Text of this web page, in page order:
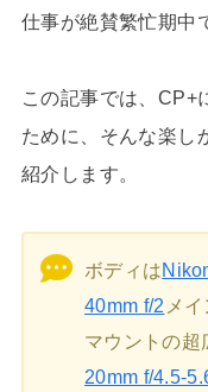
仕事が絶賛繁忙期中
この記事では、CP+
ために、そんな楽し
紹介します。
ボディは
40mm f/2 メ
マウントの超
20mm f/4.5-